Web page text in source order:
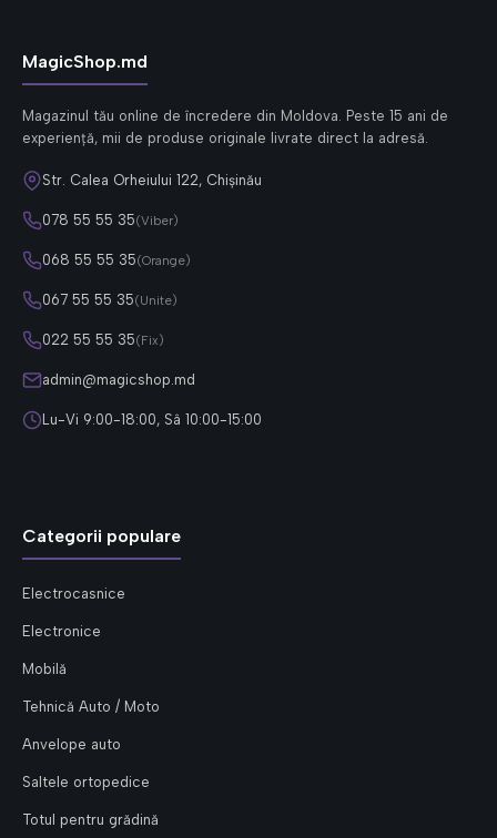
MagicShop.md
Magazinul tău online de încredere din Moldova. Peste 15 ani de
experiență, mii de produse originale livrate direct la adresă.
Str. Calea Orheiului 122, Chișinău
078 55 55 35(Viber)
068 55 55 35(Orange)
067 55 55 35(Unite)
022 55 55 35(Fix)
admin@magicshop.md
Lu-Vi 9:00-18:00, Sâ 10:00-15:00
Categorii populare
Electrocasnice
Electronice
Mobilă
Tehnică Auto / Moto
Anvelope auto
Saltele ortopedice
Totul pentru grădină